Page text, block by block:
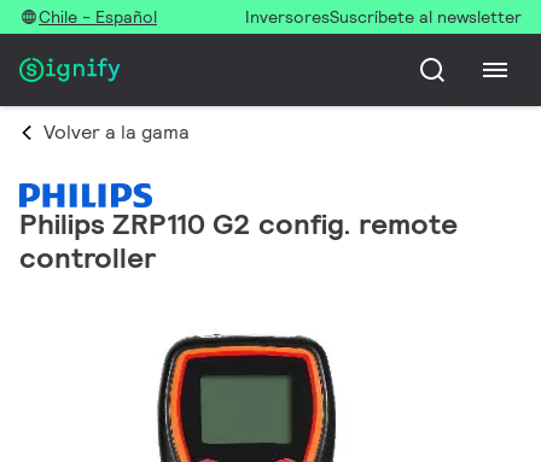
Chile - Español InversoresSuscríbete al newsletter
Volver a la gama
Philips ZRP110 G2 config. remote
controller